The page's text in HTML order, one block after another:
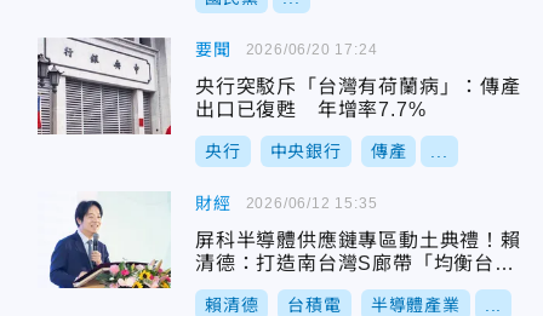
要聞
央行突駁斥「台灣有荷蘭病」：傳產
出口已復甦 年增率7.7%
央行 中央銀行 傳產
2026/06/20 17:24
財經
屏科半導體供應鏈專區動土典禮！賴
清德：打造南台灣S廊帶「均衡台
灣」
賴清德 台積電 半導體產業
2026/06/12 15:35